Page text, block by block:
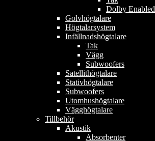
Dolby Enabled
Golvhögtalare
Högtalarsystem
Infällnadshögtalare
Tak
Vägg
Subwoofers
Satellithögtalare
Stativhögtalare
Subwoofers
Utomhushögtalare
Vägghögtalare
Tillbehör
Akustik
Absorbenter